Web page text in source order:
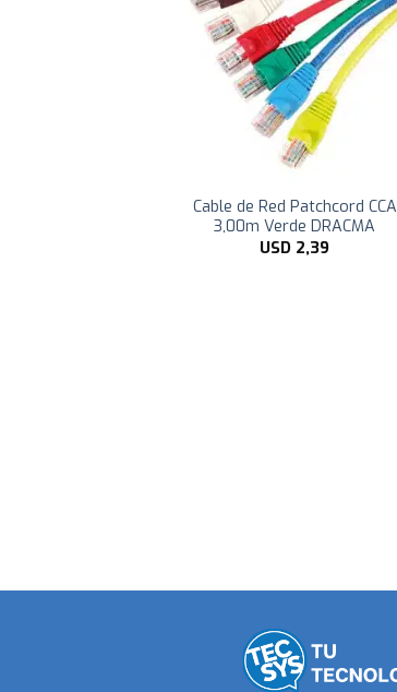
Cable de Red Patchcord CCA
3,00m Verde DRACMA
USD 2,39